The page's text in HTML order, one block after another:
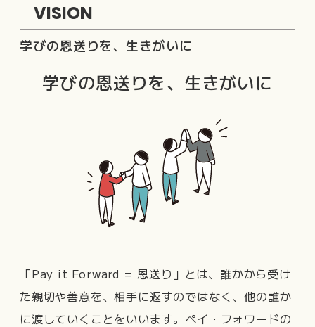
学びの恩送りを、生きがいに
VISION
学びの恩送りを、生きがいに
「Pay it Forward = 恩送り」とは、誰かから受け
た親切や善意を、相手に返すのではなく、他の誰か
に渡していくことをいいます。ペイ・フォワードの